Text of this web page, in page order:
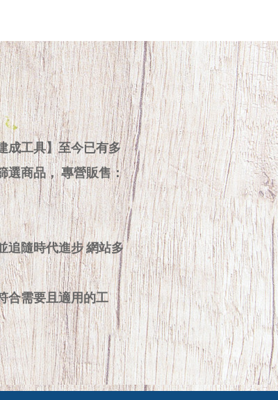
成工具】至今已有多
選商品， 專營販售：
追隨時代進步 網站多
合需要且適用的工